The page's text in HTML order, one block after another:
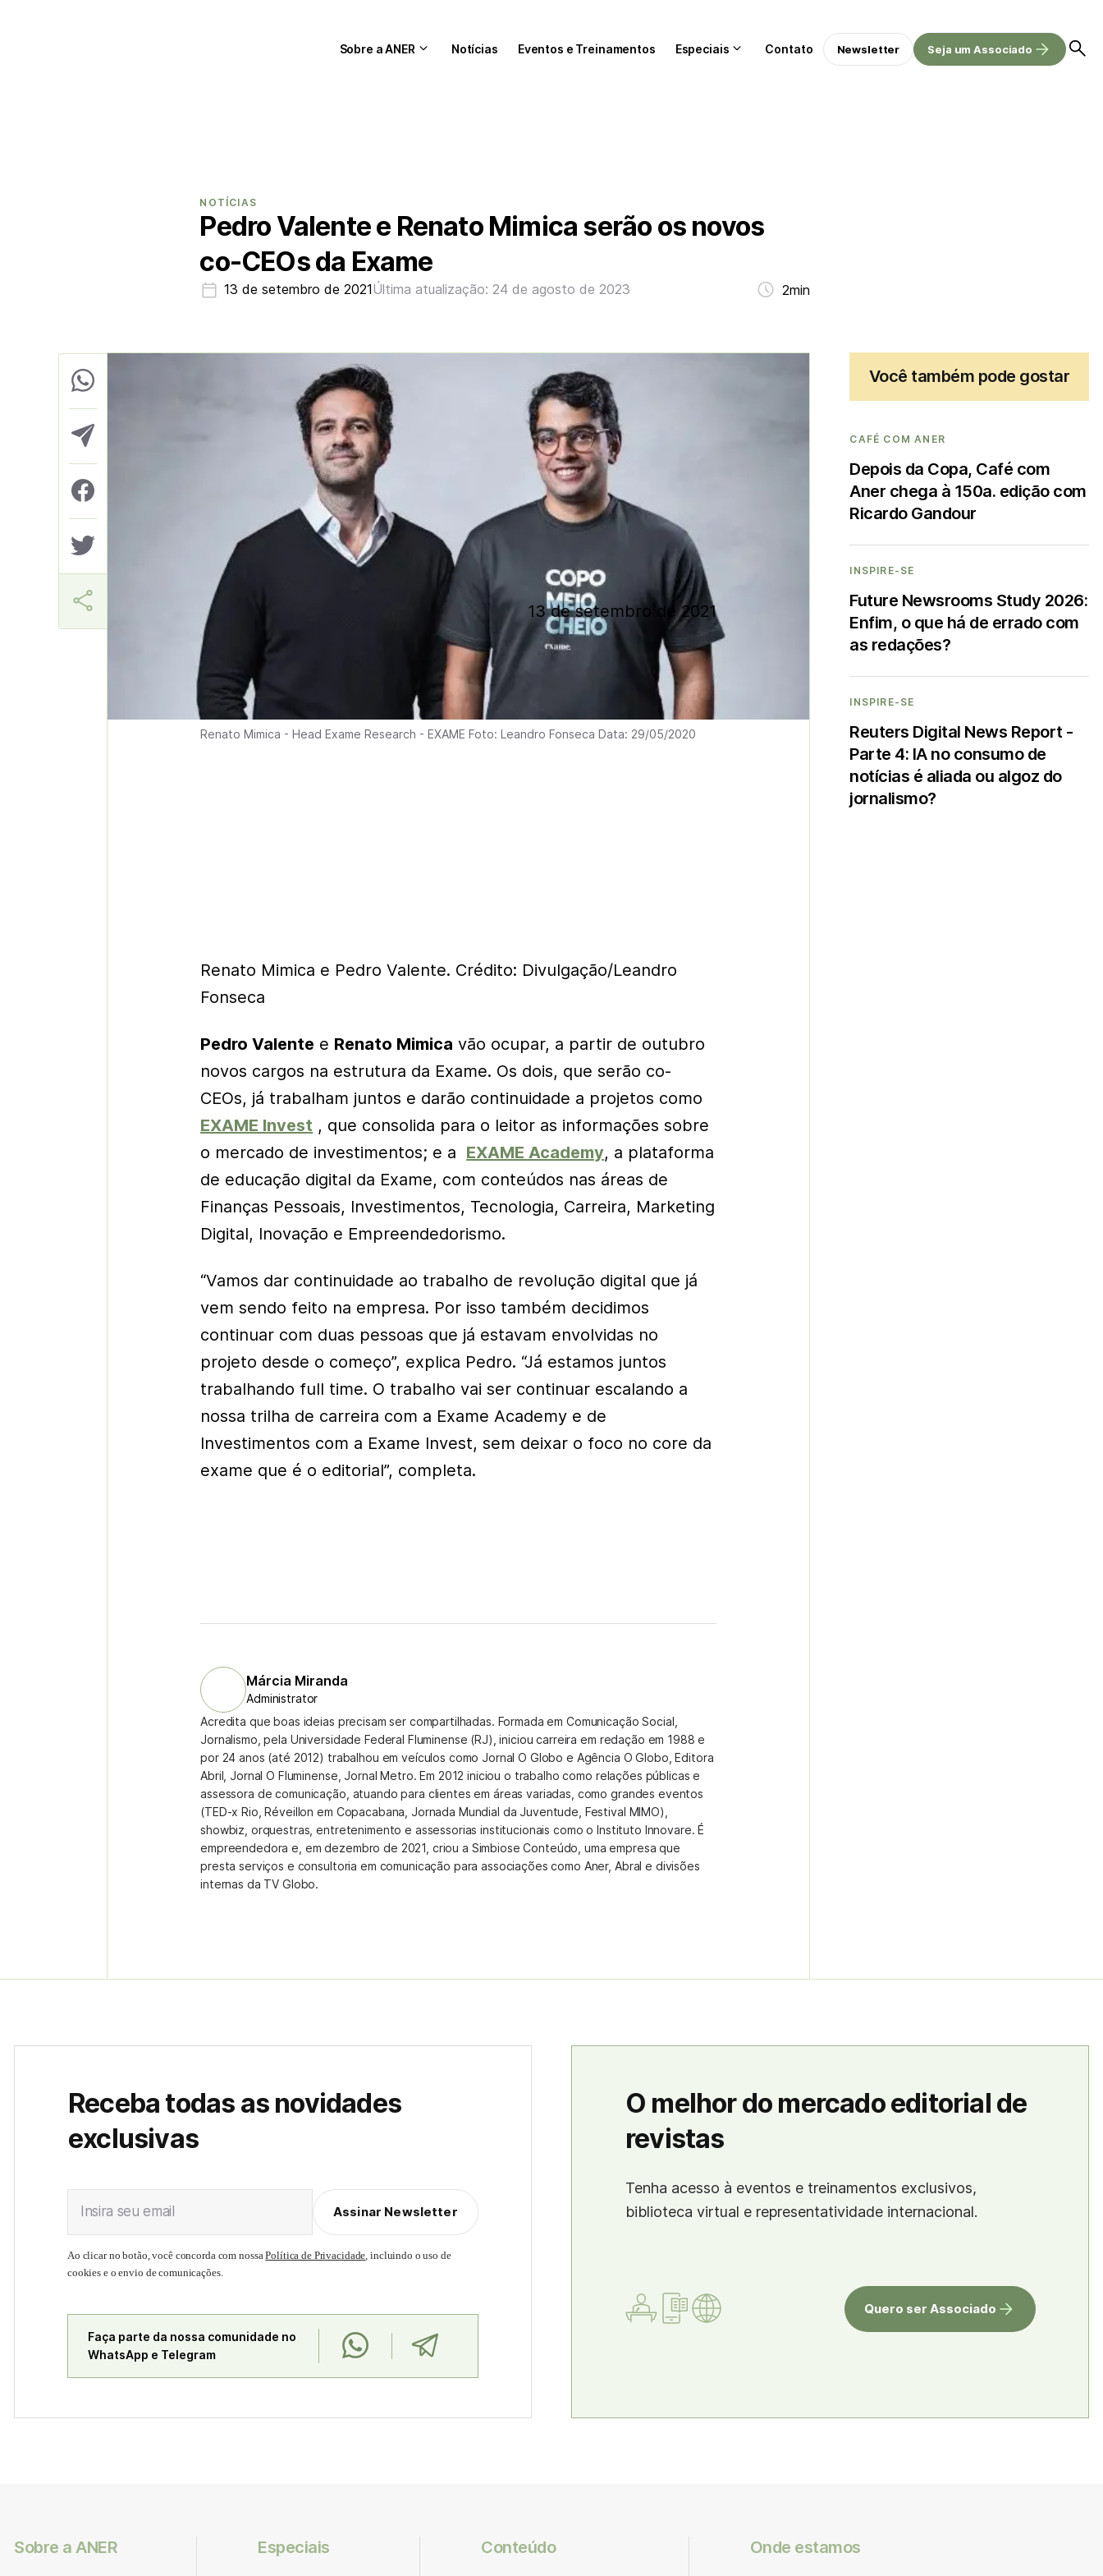
Sobre a ANER Notícias Eventos e Treinamentos Especiais Contato Newsletter Seja um Associado
NOTÍCIAS
Pedro Valente e Renato Mimica serão os novos
co-CEOs da Exame
13 de setembro de 2021Última atualização: 24 de agosto de 2023 2min
Renato Mimica - Head Exame Research - EXAME Foto: Leandro Fonseca Data: 29/05/2020
Márcia Miranda
13 de setembro de 2021
Renato Mimica e Pedro Valente. Crédito: Divulgação/Leandro
Fonseca
Pedro Valente e Renato Mimica vão ocupar, a partir de outubro
novos cargos na estrutura da Exame. Os dois, que serão co-
CEOs, já trabalham juntos e darão continuidade a projetos como
EXAME Invest , que consolida para o leitor as informações sobre
o mercado de investimentos; e a EXAME Academy, a plataforma
de educação digital da Exame, com conteúdos nas áreas de
Finanças Pessoais, Investimentos, Tecnologia, Carreira, Marketing
Digital, Inovação e Empreendedorismo.
“Vamos dar continuidade ao trabalho de revolução digital que já
vem sendo feito na empresa. Por isso também decidimos
continuar com duas pessoas que já estavam envolvidas no
projeto desde o começo”, explica Pedro. “Já estamos juntos
trabalhando full time. O trabalho vai ser continuar escalando a
nossa trilha de carreira com a Exame Academy e de
Investimentos com a Exame Invest, sem deixar o foco no core da
exame que é o editorial”, completa.
Márcia Miranda
Administrator
Acredita que boas ideias precisam ser compartilhadas. Formada em Comunicação Social,
Jornalismo, pela Universidade Federal Fluminense (RJ), iniciou carreira em redação em 1988 e
por 24 anos (até 2012) trabalhou em veículos como Jornal O Globo e Agência O Globo, Editora
Abril, Jornal O Fluminense, Jornal Metro. Em 2012 iniciou o trabalho como relações públicas e
assessora de comunicação, atuando para clientes em áreas variadas, como grandes eventos
(TED-x Rio, Réveillon em Copacabana, Jornada Mundial da Juventude, Festival MIMO),
showbiz, orquestras, entretenimento e assessorias institucionais como o Instituto Innovare. É
empreendedora e, em dezembro de 2021, criou a Simbiose Conteúdo, uma empresa que
presta serviços e consultoria em comunicação para associações como Aner, Abral e divisões
internas da TV Globo.
Você também pode gostar
CAFÉ COM ANER
Depois da Copa, Café com
Aner chega à 150a. edição com
Ricardo Gandour
INSPIRE-SE
Future Newsrooms Study 2026:
Enfim, o que há de errado com
as redações?
INSPIRE-SE
Reuters Digital News Report -
Parte 4: IA no consumo de
notícias é aliada ou algoz do
jornalismo?
Receba todas as novidades
exclusivas
Insira seu email Assinar Newsletter
Ao clicar no botão, você concorda com nossaPolítica de Privacidade, incluindo o uso de
cookies e o envio de comunicações.
Faça parte da nossa comunidade no
WhatsApp e Telegram
O melhor do mercado editorial de
revistas
Tenha acesso à eventos e treinamentos exclusivos,
biblioteca virtual e representatividade internacional.
Quero ser Associado
Sobre a ANER Especiais Conteúdo Onde estamos